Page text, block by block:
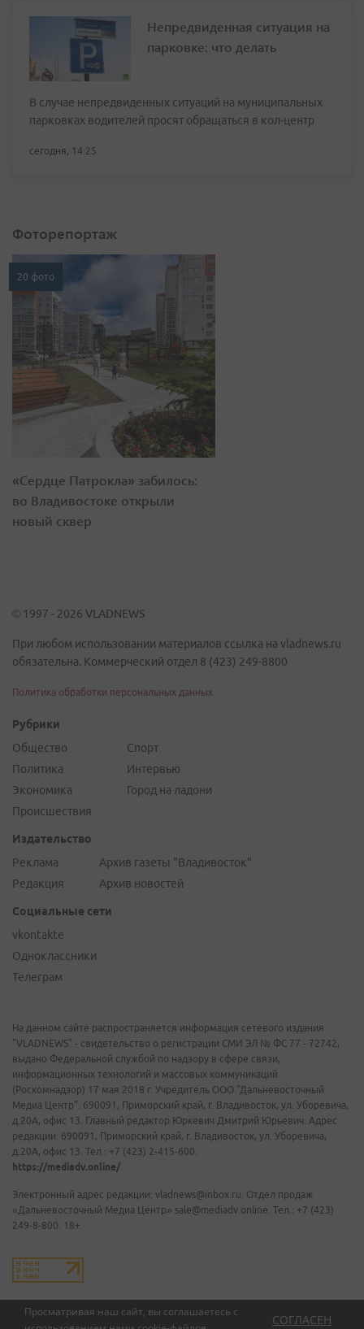
Просматривая наш сайт, вы соглашаетесь с
СОГЛАСЕН
Непредвиденная ситуация на
парковке: что делать
В случае непредвиденных ситуаций на муниципальных
парковках водителей просят обращаться в кол-центр
сегодня, 14:25
Фоторепортаж
20 фото
«Сердце Патрокла» забилось:
во Владивостоке открыли
новый сквер
© 1997 - 2026 VLADNEWS
При любом использовании материалов ссылка на vladnews.ru
обязательна. Коммерческий отдел 8 (423) 249-8800
Политика обработки персональных данных
Рубрики
Общество
Политика
Экономика
Происшествия
Спорт
Интервью
Город на ладони
Издательство
Реклама
Редакция
Архив газеты "Владивосток"
Архив новостей
Социальные сети
vkontakte
Одноклассники
Телеграм
На данном сайте распространяется информация сетевого издания
"VLADNEWS" - свидетельство о регистрации СМИ ЭЛ № ФС 77 - 72742,
выдано Федеральной службой по надзору в сфере связи,
информационных технологий и массовых коммуникаций
(Роскомнадзор) 17 мая 2018 г. Учредитель ООО "Дальневосточный
Медиа Центр". 690091, Приморский край, г. Владивосток, ул. Уборевича,
д.20А, офис 13. Главный редактор Юркевич Дмитрий Юрьевич. Адрес
редакции: 690091, Приморский край, г. Владивосток, ул. Уборевича,
д.20А, офис 13. Тел.: +7 (423) 2-415-600.
https://mediadv.online/
Электронный адрес редакции: vladnews@inbox.ru. Отдел продаж
«Дальневосточный Медиа Центр» sale@mediadv.online. Тел.: +7 (423)
249-8-800. 18+